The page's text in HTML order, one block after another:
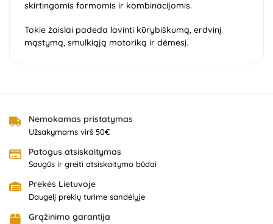
skirtingomis formomis ir kombinacijomis.
Tokie žaislai padeda lavinti kūrybiškumą, erdvinį
mąstymą, smulkiąją motoriką ir dėmesį.
Nemokamas pristatymas
Užsakymams virš 50€
Patogus atsiskaitymas
Saugūs ir greiti atsiskaitymo būdai
Prekės Lietuvoje
Daugelį prekių turime sandėlyje
Grąžinimo garantija